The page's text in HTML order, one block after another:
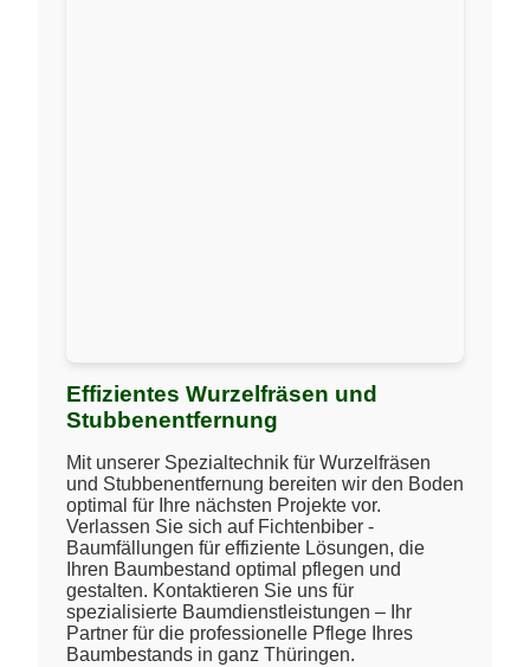
Effizientes Wurzelfräsen und
Stubbenentfernung
Mit unserer Spezialtechnik für Wurzelfräsen
und Stubbenentfernung bereiten wir den Boden
optimal für Ihre nächsten Projekte vor.
Verlassen Sie sich auf Fichtenbiber -
Baumfällungen für effiziente Lösungen, die
Ihren Baumbestand optimal pflegen und
gestalten. Kontaktieren Sie uns für
spezialisierte Baumdienstleistungen – Ihr
Partner für die professionelle Pflege Ihres
Baumbestands in ganz Thüringen.